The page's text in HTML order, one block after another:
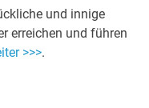
und innige
erreichen und führen
>>>.